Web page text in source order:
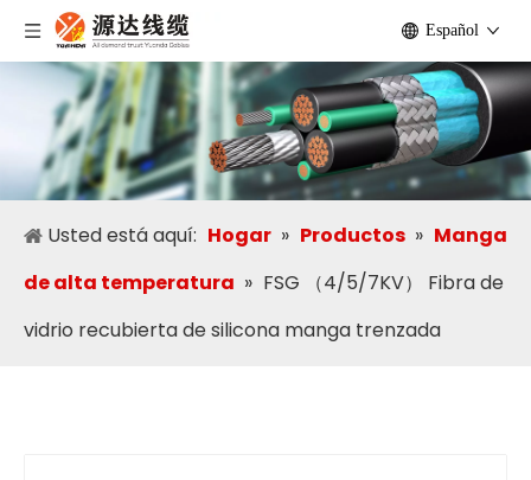
Español
Usted está aquí: Hogar » Productos » Manga
de alta temperatura » FSG （4/5/7KV） Fibra de
vidrio recubierta de silicona manga trenzada